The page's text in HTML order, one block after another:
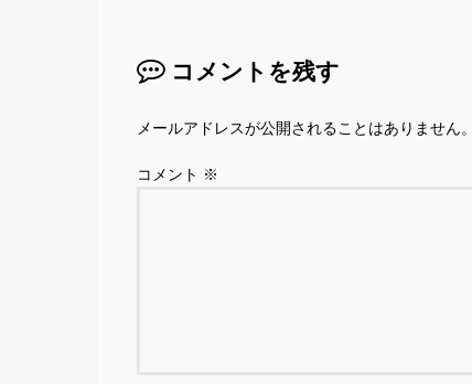
コメントを残す
メールアドレスが公開されることはありません。
コメント ※